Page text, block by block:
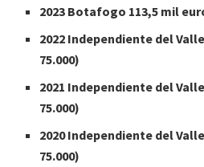
2023 Botafogo 113,5 mil
2022 Independiente del
75.000)
2021 Independiente del
75.000)
2020 Independiente del
75.000)